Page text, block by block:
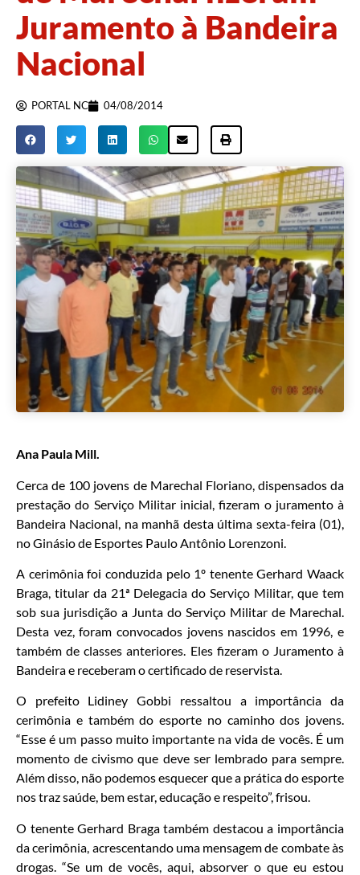
Juramento à Bandeira
Nacional
PORTAL NC 04/08/2014
Ana Paula Mill.
Cerca de 100 jovens de Marechal Floriano, dispensados da
prestação do Serviço Militar inicial, fizeram o juramento à
Bandeira Nacional, na manhã desta última sexta-feira (01),
no Ginásio de Esportes Paulo Antônio Lorenzoni.
A cerimônia foi conduzida pelo 1º tenente Gerhard Waack
Braga, titular da 21ª Delegacia do Serviço Militar, que tem
sob sua jurisdição a Junta do Serviço Militar de Marechal.
Desta vez, foram convocados jovens nascidos em 1996, e
também de classes anteriores. Eles fizeram o Juramento à
Bandeira e receberam o certificado de reservista.
O prefeito Lidiney Gobbi ressaltou a importância da
cerimônia e também do esporte no caminho dos jovens.
“Esse é um passo muito importante na vida de vocês. É um
momento de civismo que deve ser lembrado para sempre.
Além disso, não podemos esquecer que a prática do esporte
nos traz saúde, bem estar, educação e respeito”, frisou.
O tenente Gerhard Braga também destacou a importância
da cerimônia, acrescentando uma mensagem de combate às
drogas. “Se um de vocês, aqui, absorver o que eu estou